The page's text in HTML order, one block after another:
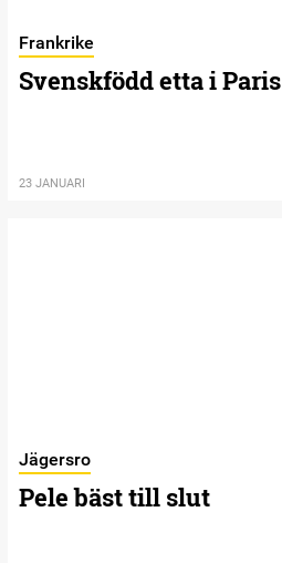
Frankrike
Svenskfödd etta i Paris
23 JANUARI
Jägersro
Pele bäst till slut